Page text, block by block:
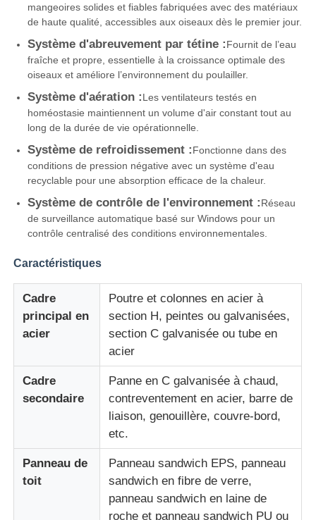
Contrôle de la qualité
Contact
Demande de soumission
maison préfabriquée en acier léger
Bâtiment à structure métallique
atelier de structure métallique
entrepôt de structure métallique
Construction commerciale en acier
Structures minières
Hangar pour avions en structure d'acier
mangeoires solides et fiables fabriquées avec des matériaux
de haute qualité, accessibles aux oiseaux dès le premier jour.
Système d'abreuvement par tétine :Fournit de l’eau
fraîche et propre, essentielle à la croissance optimale des
oiseaux et améliore l’environnement du poulailler.
Système d'aération :Les ventilateurs testés en
homéostasie maintiennent un volume d'air constant tout au
long de la durée de vie opérationnelle.
Système de refroidissement :Fonctionne dans des
conditions de pression négative avec un système d'eau
recyclable pour une absorption efficace de la chaleur.
Système de contrôle de l'environnement :Réseau
de surveillance automatique basé sur Windows pour un
contrôle centralisé des conditions environnementales.
Caractéristiques
Cadre
principal en
acier
Poutre et colonnes en acier à
section H, peintes ou galvanisées,
section C galvanisée ou tube en
acier
Cadre
secondaire
Panne en C galvanisée à chaud,
contreventement en acier, barre de
liaison, genouillère, couvre-bord,
etc.
Panneau de
toit
Panneau sandwich EPS, panneau
sandwich en fibre de verre,
panneau sandwich en laine de
roche et panneau sandwich PU ou